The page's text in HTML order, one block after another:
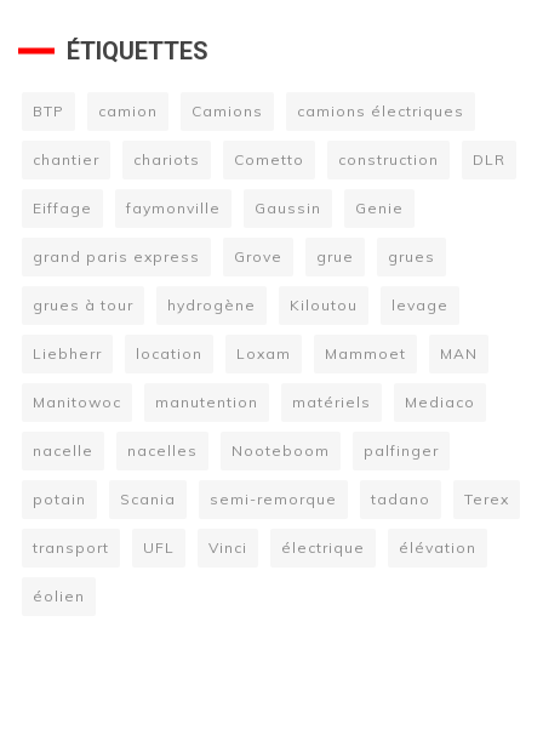
ÉTIQUETTES
BTP camion Camions camions électriques
chantier chariots Cometto construction DLR
Eiffage faymonville Gaussin Genie
grand paris express Grove grue grues
grues à tour hydrogène Kiloutou levage
Liebherr location Loxam Mammoet MAN
Manitowoc manutention matériels Mediaco
nacelle nacelles Nooteboom palfinger
potain Scania semi-remorque tadano Terex
transport UFL Vinci électrique élévation
éolien